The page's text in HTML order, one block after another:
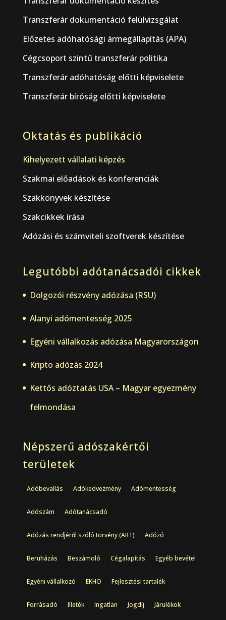
Transzferár dokumentáció felülvizsgálat
Előzetes adóhatósági ármegállapítás (APA)
Cégcsoport szintű transzferár politika
Transzferár adóhatóság előtti képviselete
Transzferár bíróság előtti képviselete
Oktatás és publikáció
Kihelyezett vállalati képzés
Szakmai előadások és konferenciák
Szakkönyvek készítése
Szakcikkek írása
Adózási és számviteli szoftverek készítése
Legutóbbi adótanácsadói cikkek
Dolgozói részvény adózása (RSU)
Alanyi adómentesség 2025
Egyéni vállalkozás adózása Magyarországon
Kripto adózás 2024
Kettős adóztatás USA – Magyar egyezmény
felmondása
Népszerű adószakértői
területek
Adóbevallás Adókedvezmény Adómentesség
Adószám Adótanácsadó
Adózás rendjéről szóló törvény (ART) Adózó
Beruházás Beszámoló Cégalapítás Egyéb bevétel
Egyéni vállalkozó EKHO Fejlesztési tartalék
Forrásadó Illeték Ingatlan Jogdíj Járulékok